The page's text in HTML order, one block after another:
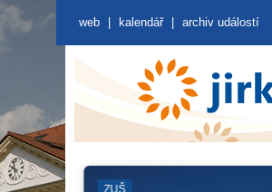
web kalendář archiv událostí